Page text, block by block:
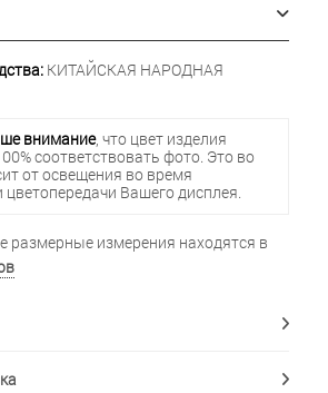
КИТАЙСКАЯ НАРОДНАЯ
внимание, что цвет изделия
соответствовать фото. Это во
от освещения во время
Вашего дисплея.
размерные измерения находятся в